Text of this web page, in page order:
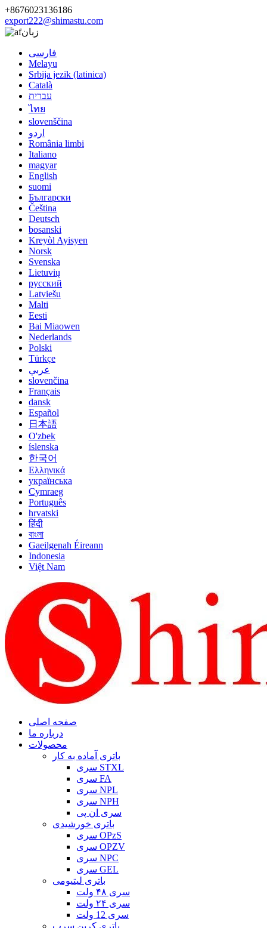
+8676023136186
export222@shimastu.com
زبان
فارسی
Melayu
Srbija jezik (latinica)
Català
עברית
ไทย
slovenščina
اردو
România limbi
Italiano
magyar
English
suomi
Български
Čeština
Deutsch
bosanski
Kreyòl Ayisyen
Norsk
Svenska
Lietuvių
русский
Latviešu
Malti
Eesti
Bai Miaowen
Nederlands
Polski
Türkçe
عربي
slovenčina
Français
dansk
Español
日本語
O'zbek
íslenska
한국어
Ελληνικά
українська
Cymraeg
Português
hrvatski
हिंदी
বাংলা
Gaeilgenah Éireann
Indonesia
Việt Nam
صفحه اصلی
درباره ما
محصولات
باتری آماده به کار
سری STXL
سری FA
سری NPL
سری NPH
سری ان پی
باتری خورشیدی
سری OPzS
سری OPZV
سری NPC
سری GEL
باتری لیتیومی
سری ۴۸ ولت
سری ۲۴ ولت
سری 12 ولت
باتری کربن سرب